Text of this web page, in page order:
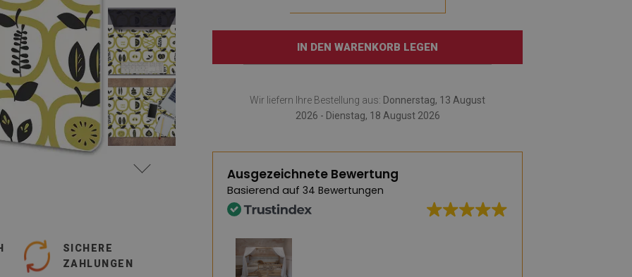
SICHERE
ZAHLUNGEN
IN DEN WARENKORB LEGEN
Wir liefern Ihre Bestellung aus: Donnerstag, 13 August
2026 - Dienstag, 18 August 2026
Ausgezeichnete Bewertung
Basierend auf 34 Bewertungen